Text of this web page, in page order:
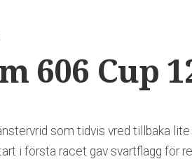
606 Cup
som tidvis vred tillbaka
i första racet gav svartflagg för